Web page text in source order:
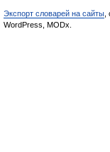
Экспорт словарей на сайты
WordPress, MODx.